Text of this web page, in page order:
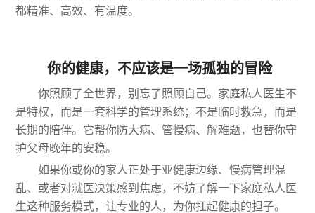
都精准、高效、有温度。
你的健康，不应该是一场孤独的冒险
你照顾了全世界，别忘了照顾自己。家庭私人医生不
是特权，而是一套科学的管理系统；不是临时救急，而是
长期的陪伴。它帮你防大病、管慢病、解难题，也替你守
护父母晚年的安稳。
如果你或你的家人正处于亚健康边缘、慢病管理混
乱、或者对就医决策感到焦虑，不妨了解一下家庭私人医
生这种服务模式，让专业的人，为你扛起健康的担子。